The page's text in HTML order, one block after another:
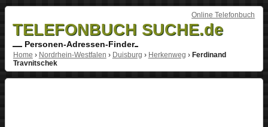
Online Telefonbuch
TELEFONBUCH SUCHE.de
Personen-Adressen-Finder
Home › Nordrhein-Westfalen › Duisburg › Herkenweg › Ferdinand
Travnitschek